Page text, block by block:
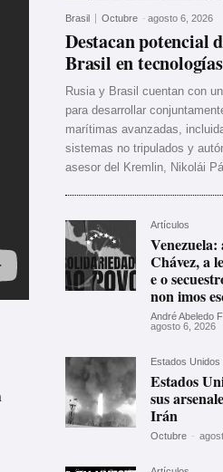
Brasil Octubre - agosto 6, 2026
Destacan potencial
Brasil en
Rusia y Brasil cuentan con
para desarrollar
marítimas avanzadas,
sistemas no tripulados y
asesor del Kremlin, Nikolái
Artículos
Venezuela:
Chávez, a
e o
non imos
André Abeledo
agosto 6, 2026
Estados Unidos
Estados
sus
Irán
Octubre -